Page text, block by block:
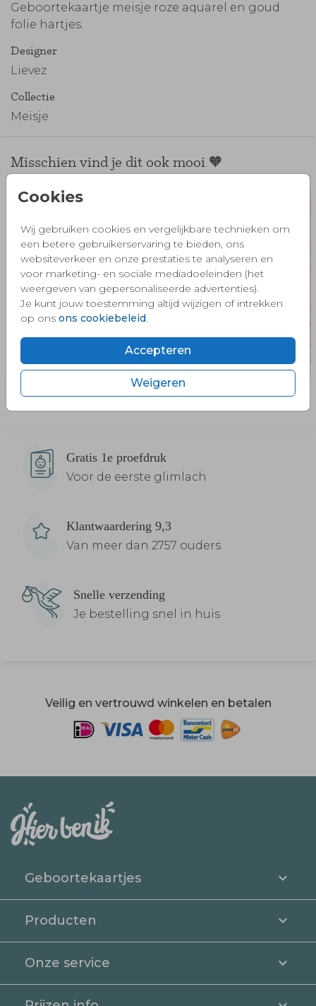
Cookies
Wij gebruiken cookies en vergelijkbare technieken om
een betere gebruikerservaring te bieden, ons
websiteverkeer en onze prestaties te analyseren en
voor marketing- en sociale mediadoeleinden (het
weergeven van gepersonaliseerde advertenties).
Je kunt jouw toestemming altijd wijzigen of intrekken
op ons ons cookiebeleid.
Accepteren
Weigeren
Geboortekaartje meisje roze aquarel en goud
folie hartjes.
Designer
Lievez
Collectie
Meisje
Misschien vind je dit ook mooi 🧡
Gratis 1e proefdruk
Voor de eerste glimlach
Klantwaardering 9,3
Van meer dan 2757 ouders
Snelle verzending
Je bestelling snel in huis
Veilig en vertrouwd winkelen en betalen
Geboortekaartjes
Producten
Onze service